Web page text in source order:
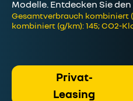
Modelle. Entdecken Sie
Gesamtverbrauch kombiniert
kombiniert (g/km): 145; CO2-
Privat-
Leasing